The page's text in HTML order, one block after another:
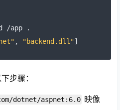
/app
.
, "backend.dll"]
步骤：
dotnet/aspnet:6.0 映像